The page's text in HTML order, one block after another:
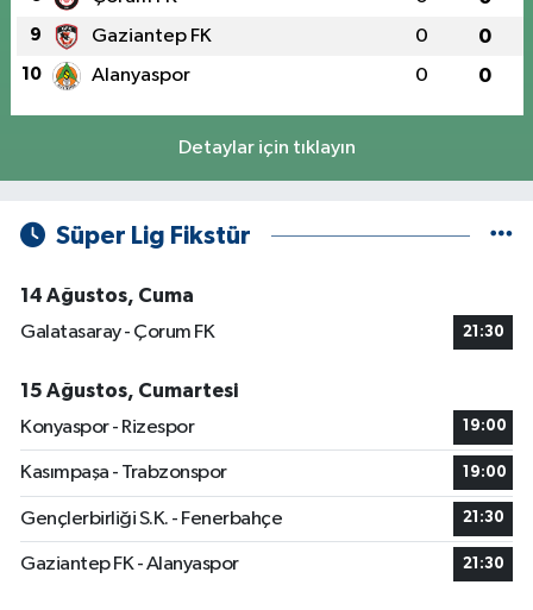
9 Gaziantep FK 0 0
10 Alanyaspor 0 0
Detaylar için tıklayın
Süper Lig Fikstür
14 Ağustos, Cuma
Galatasaray - Çorum FK
21:30
15 Ağustos, Cumartesi
Konyaspor - Rizespor
19:00
Kasımpaşa - Trabzonspor 19:00
Gençlerbirliği S.K. - Fenerbahçe 21:30
Gaziantep FK - Alanyaspor 21:30